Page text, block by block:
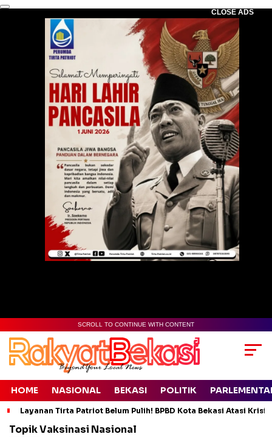
CLOSE ADS
SCROLL TO CONTINUE WITH CONTENT
HOME NASIONAL BEKASI POLITIK
Layanan Tirta Patriot Belum Pulih! BPBD Kota Bekasi Atasi
TopikVaksinasi Nasional